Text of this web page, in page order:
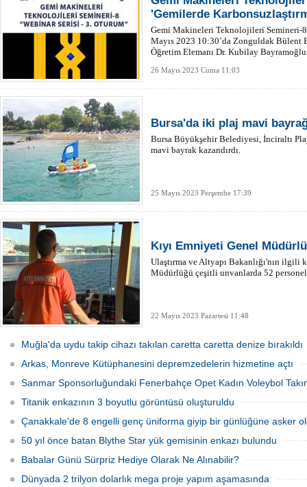
'Gemilerde
Gemi Makineleri Teknolojileri Semineri-
Mayıs 2023 10:30’da Zonguldak
Öğretim Elemanı Dr. Kubilay
26 Mayıs 2023 Cuma 11:03
Bursa'da iki plaj mavi
Bursa Büyükşehir Belediyesi, İnciraltı
mavi bayrak kazandırdı.
25 Mayıs 2023 Perşembe 17:39
Kıyı Emniyeti Genel
Ulaştırma ve Altyapı Bakanlığı'nın ilgili
Müdürlüğü çeşitli unvanlarda 52
22 Mayıs 2023 Pazartesi 11:48
Muğla'da uydu takip cihazı takılan caretta caretta denize bırakıldı
Arkas, Monreve Kütüphanesini depremzedelerin hizmetine açtı
Sanmar Sponsorluğundaki Fenerbahçe Opet Kadın Voleybol
Titanik enkazının 3 boyutlu görüntüsü oluşturuldu
Çanakkale'de 8 engelli genç üniforma giyip bir günlüğüne asker
50 yıl önce batan Blythe Star yük gemisinin enkazı bulundu
Babalar Günü Sürpriz Hediye Olarak Ne Alınabilir?
Dünyada 2 trilyon dolarlık mega proje yapım aşamasında